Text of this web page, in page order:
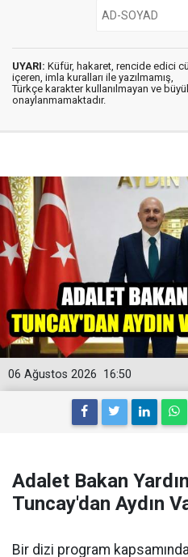
UYARI: Küfür, hakaret, rencide edici
içeren, imla kuralları ile yazılmamış,
Türkçe karakter kullanılmayan ve
onaylanmamaktadır.
16:50
06 Ağustos 2026
Adalet Bakan
Tuncay'dan Aydın
Bir dizi program